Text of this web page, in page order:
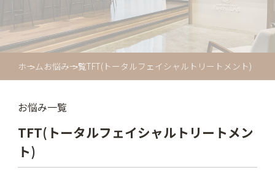
ホームお悩み一覧TFT(トータルフェイシャルトリートメント)
お悩み一覧
TFT(トータルフェイシャルトリートメン
ト)